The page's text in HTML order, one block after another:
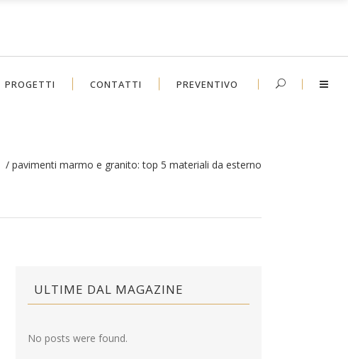
PROGETTI CONTATTI PREVENTIVO
/ pavimenti marmo e granito: top 5 materiali da esterno
ULTIME DAL MAGAZINE
No posts were found.